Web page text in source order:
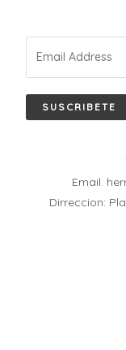
SUSCRIBETE
Email.
Dirreccion: